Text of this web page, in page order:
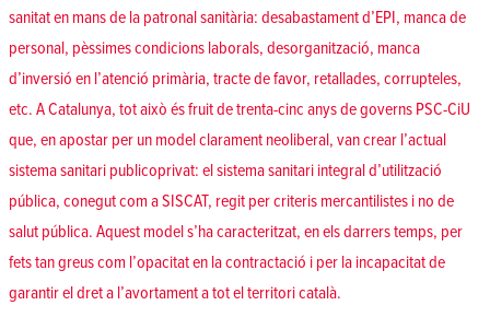
sanitat en mans de la patronal sanitària: desabastament d’EPI, manca de
personal, pèssimes condicions laborals, desorganització, manca
d’inversió en l’atenció primària, tracte de favor, retallades, corrupteles,
etc. A Catalunya, tot això és fruit de trenta-cinc anys de governs PSC-CiU
que, en apostar per un model clarament neoliberal, van crear l’actual
sistema sanitari publicoprivat: el sistema sanitari integral d’utilització
pública, conegut com a SISCAT, regit per criteris mercantilistes i no de
salut pública. Aquest model s’ha caracteritzat, en els darrers temps, per
fets tan greus com l’opacitat en la contractació i per la incapacitat de
garantir el dret a l’avortament a tot el territori català.